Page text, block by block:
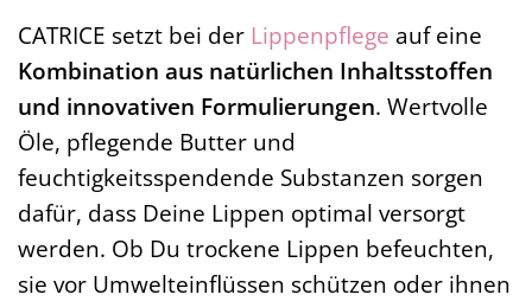
CATRICE setzt bei der Lippenpflege auf eine
Kombination aus natürlichen Inhaltsstoffen
und innovativen Formulierungen. Wertvolle
Öle, pflegende Butter und
feuchtigkeitsspendende Substanzen sorgen
dafür, dass Deine Lippen optimal versorgt
werden. Ob Du trockene Lippen befeuchten,
sie vor Umwelteinflüssen schützen oder ihnen